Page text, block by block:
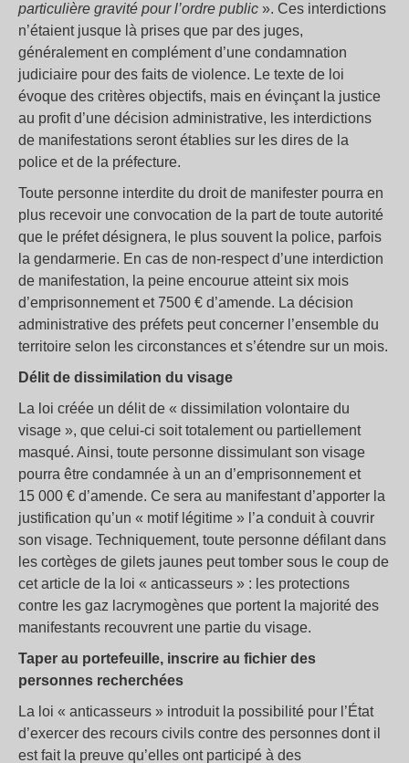
particulière gravité pour l’ordre public ». Ces interdictions
n’étaient jusque là prises que par des juges,
généralement en complément d’une condamnation
judiciaire pour des faits de violence. Le texte de loi
évoque des critères objectifs, mais en évinçant la justice
au profit d’une décision administrative, les interdictions
de manifestations seront établies sur les dires de la
police et de la préfecture.
Toute personne interdite du droit de manifester pourra en
plus recevoir une convocation de la part de toute autorité
que le préfet désignera, le plus souvent la police, parfois
la gendarmerie. En cas de non-respect d’une interdiction
de manifestation, la peine encourue atteint six mois
d’emprisonnement et 7500 € d’amende. La décision
administrative des préfets peut concerner l’ensemble du
territoire selon les circonstances et s’étendre sur un mois.
Délit de dissimilation du visage
La loi créée un délit de « dissimilation volontaire du
visage », que celui-ci soit totalement ou partiellement
masqué. Ainsi, toute personne dissimulant son visage
pourra être condamnée à un an d’emprisonnement et
15 000 € d’amende. Ce sera au manifestant d’apporter la
justification qu’un « motif légitime » l’a conduit à couvrir
son visage. Techniquement, toute personne défilant dans
les cortèges de gilets jaunes peut tomber sous le coup de
cet article de la loi « anticasseurs » : les protections
contre les gaz lacrymogènes que portent la majorité des
manifestants recouvrent une partie du visage.
Taper au portefeuille, inscrire au fichier des
personnes recherchées
La loi « anticasseurs » introduit la possibilité pour l’État
d’exercer des recours civils contre des personnes dont il
est fait la preuve qu’elles ont participé à des